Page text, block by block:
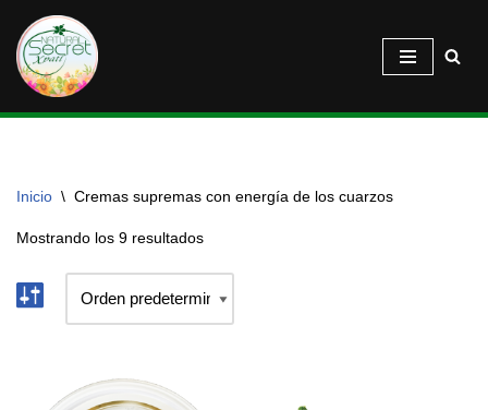
Saltar
al
contenido
Inicio \ Cremas supremas con energía de los cuarzos
Mostrando los 9 resultados